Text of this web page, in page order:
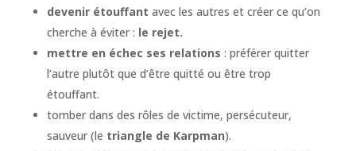
devenir étouffant avec les autres et créer ce qu’on
cherche à éviter : le rejet.
mettre en échec ses relations : préférer quitter
l’autre plutôt que d’être quitté ou être trop
étouffant.
tomber dans des rôles de victime, persécuteur,
sauveur (le triangle de Karpman).